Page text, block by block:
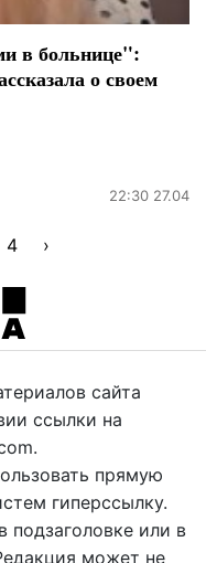
в больнице":
о своем
22:30 27.04
4 ›
сайта
ссылки на
прямую
гиперссылку.
или в
может не